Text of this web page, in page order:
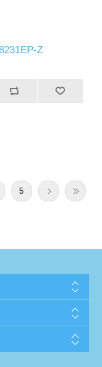
Z
5